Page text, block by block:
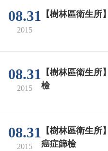
08.31
2015
【樹林區衛生所
08.31
2015
【樹林區衛生所
檢
08.31
2015
【樹林區衛生所
癌症篩檢